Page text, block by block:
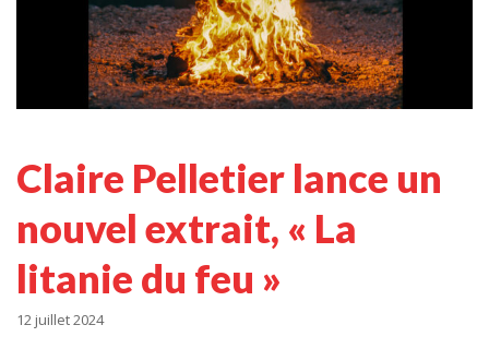
Claire Pelletier lance un
nouvel extrait, « La
litanie du feu »
12 juillet 2024